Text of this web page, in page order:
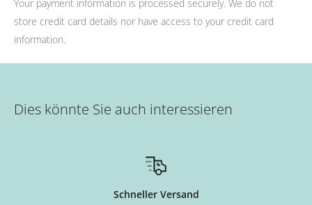
Your payment information is processed securely. We do not
store credit card details nor have access to your credit card
information.
Dies könnte Sie auch interessieren
Schneller Versand